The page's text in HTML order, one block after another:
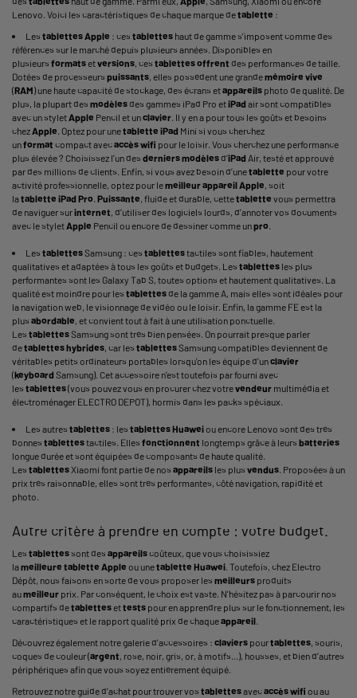
Lenovo. Voici les caractéristiques de chaque marque detablette :
Les tablettesApple : ces tablettes haut de gamme s’imposent comme des
références sur le marché depuis plusieurs années. Disponibles en
plusieurs formatsetversions, ces tablettesoffrent des performances de taille.
Dotées de processeurs puissants, elles possèdent une grandemémoire vive
(RAM) une haute capacité de stockage, des écrans etappareils photo de qualité. De
plus, la plupart des modèlesdes gammes iPad Pro etiPad air sont compatibles
avec un styletApple Pencil et unclavier. Il y en a pour tous les goûts et besoins
chezApple. Optez pour unetablette iPad Mini si vous cherchez
unformat compact avecaccès wifi pour le loisir. Vous cherchez une performance
plus élevée ? Choisissez l’un des derniersmodèlesd’iPad Air, testé et approuvé
par des millions de clients. Enfin, si vous avez besoin d’unetablette pour votre
activité professionnelle, optez pour lemeilleurappareilApple, soit
latablette iPad Pro. Puissante, fluide et durable, cettetablette vous permettra
de naviguer surinternet, d’utiliser des logiciels lourds, d’annoter vos documents
avec le styletApple Pencil ou encore de dessiner comme unpro.
Les tablettesSamsung : ces tablettestactiles sont fiables, hautement
qualitatives et adaptées à tous les goûts et budgets. Les tablettes les plus
performantes sont les Galaxy Tab S, toutes options et hautement qualitatives. La
qualité est moindre pour les tablettesde la gamme A, mais elles sont idéales pour
la navigation web, le visionnage de vidéo ou le loisir. Enfin, la gamme FE est la
plus abordable, et convient tout à fait à une utilisation ponctuelle.
Les tablettesSamsung sont très bien pensées. On pourrait presque parler
detabletteshybrides, car les tablettesSamsung compatibles deviennent de
véritables petits ordinateurs portables lorsqu’on les équipe d’unclavier
(keyboard Samsung). Cet accessoire n’est toutefois par fourni avec
les tablettes(vous pouvez vous en procurer chez votrevendeur multimédia et
électroménager ELECTRO DEPOT), hormis dans les packs spéciaux.
Les autres tablettes : les tablettesHuaweiou encore Lenovo sont des très
bonnes tablettestactiles. Elles fonctionnent longtemps grâce à leurs batteries
longue durée et sont équipées de composants de haute qualité.
Les tablettes Xiaomi font partie de nos appareils les plus vendus. Proposées à un
prix très raisonnable, elles sont très performantes, côté navigation, rapidité et
photo.
Autre critère à prendre en compte : votre budget.
Les tablettessont des appareilscoûteux, que vous choisissiez
lameilleure tablette Apple ou unetablette Huawei. Toutefois, chez Electro
Dépôt, nous faisons en sorte de vous proposer les meilleurs produits
aumeilleur prix. Par conséquent, le choix est vaste. N'hésitez pas à parcourir nos
compartifs detablettesettests pour en apprendre plus sur le fonctionnement, les
caractéristiques et le rapport qualité prix de chaqueappareil.
Découvrez également notre galerie d’accessoires : claviers pourtablettes, souris,
coques de couleur (argent, rose, noir, gris, or, à motifs...), housses, et bien d’autres
périphériques afin que vous soyez entièrement équipé.
Retrouvez notreguide d’achat pour trouver vos tablettesavecaccès wifi ou au